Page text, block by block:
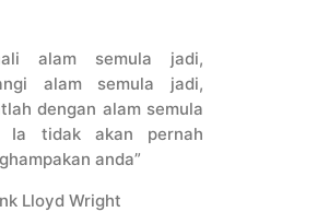
alam semula jadi,
alam semula jadi,
dengan alam semula
Ia tidak akan pernah
anda”
Lloyd Wright